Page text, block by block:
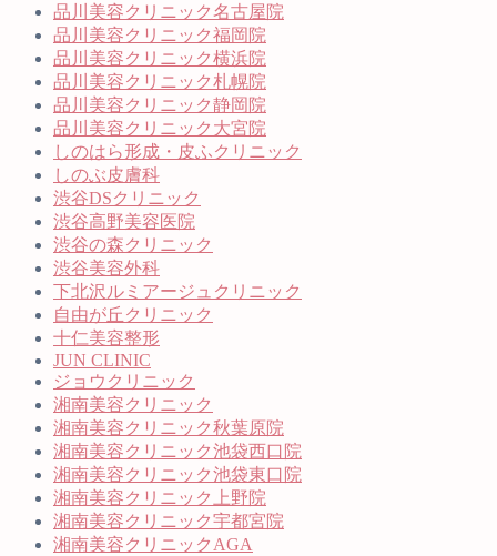
品川美容クリニック名古屋院
品川美容クリニック福岡院
品川美容クリニック横浜院
品川美容クリニック札幌院
品川美容クリニック静岡院
品川美容クリニック大宮院
しのはら形成・皮ふクリニック
しのぶ皮膚科
渋谷DSクリニック
渋谷高野美容医院
渋谷の森クリニック
渋谷美容外科
下北沢ルミアージュクリニック
自由が丘クリニック
十仁美容整形
JUN CLINIC
ジョウクリニック
湘南美容クリニック
湘南美容クリニック秋葉原院
湘南美容クリニック池袋西口院
湘南美容クリニック池袋東口院
湘南美容クリニック上野院
湘南美容クリニック宇都宮院
湘南美容クリニックAGA